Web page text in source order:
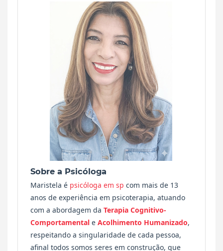
Sobre a Psicóloga
Maristela é psicóloga em sp com mais de 13
anos de experiência em psicoterapia, atuando
com a abordagem da Terapia Cognitivo-
Comportamental e Acolhimento Humanizado,
respeitando a singularidade de cada pessoa,
afinal todos somos seres em construção, que